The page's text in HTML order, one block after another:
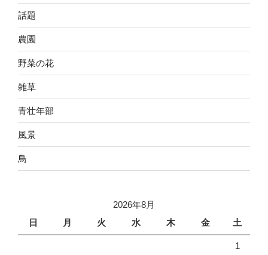
話題
農園
野菜の花
雑草
青壮年部
風景
鳥
2026年8月
日
月 火 水 木 金 土
1